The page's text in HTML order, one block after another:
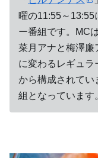
曜の11:55～13:55
ー番組です。MC
菜月アナと梅澤廉
に変わるレギュ
から構成されてい
組となっています